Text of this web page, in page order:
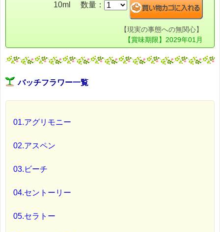
10ml 数量：
【現実の事態への無関心】
【賞味期限】2029年01月
バッチフラワー一覧
01.アグリモニー
02.アスペン
03.ビーチ
04.セントーリー
05.セラトー